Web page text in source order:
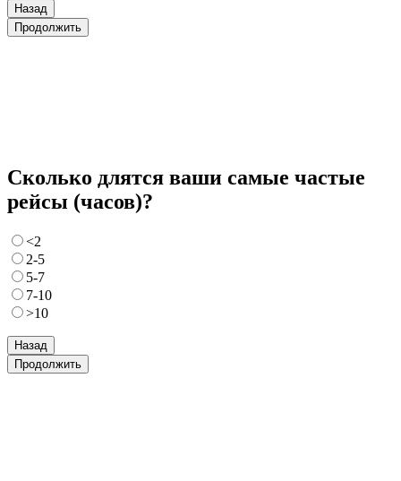
Назад
Продолжить
Сколько длятся ваши самые частые
рейсы (часов)?
<2
2-5
5-7
7-10
>10
Назад
Продолжить